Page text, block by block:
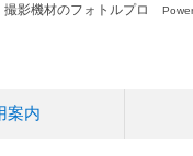
撮影機材のフォトルプロ
案内